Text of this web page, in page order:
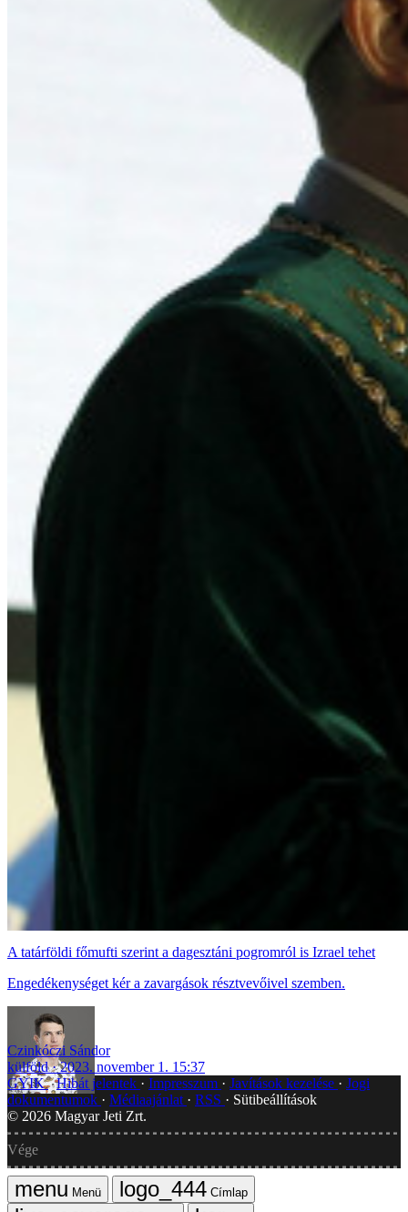
A tatárföldi főmufti szerint a dagesztáni pogromról is Izrael tehet
Engedékenységet kér a zavargások résztvevőivel szemben.
Czinkóczi Sándor
külföld
2023. november 1. 15:37
GYIK Hibát jelentek Impresszum Javítások kezelése
Jogi
dokumentumok
Médiaajánlat RSS
Sütibeállítások
© 2026 Magyar Jeti Zrt.
Vége
Menü
Címlap